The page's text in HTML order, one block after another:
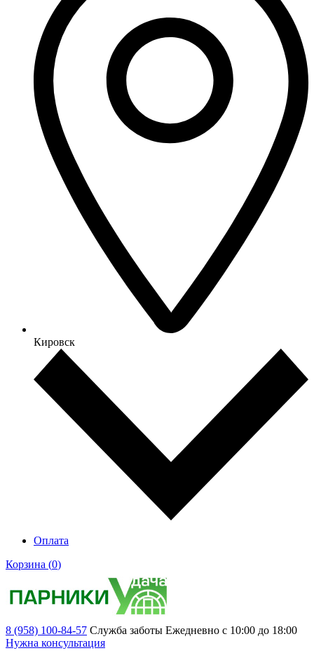
Кировск
Оплата
Корзина (0)
8 (958) 100-84-57 Служба заботы Ежедневно с 10:00 до 18:00
Нужна консультация